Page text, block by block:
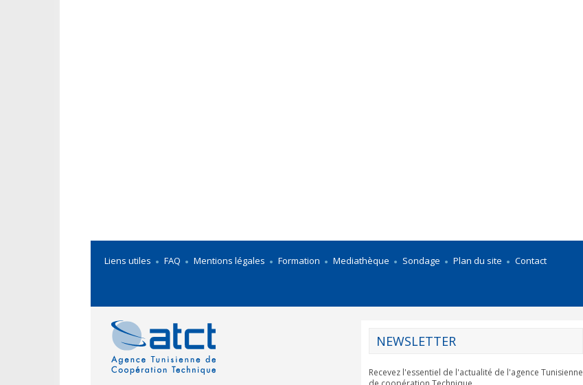
Liens utiles FAQ Mentions légales Formation Mediathèque Sondage Plan du site Contact
NEWSLETTER
Recevez l'essentiel de l'actualité de l'agence Tunisienne